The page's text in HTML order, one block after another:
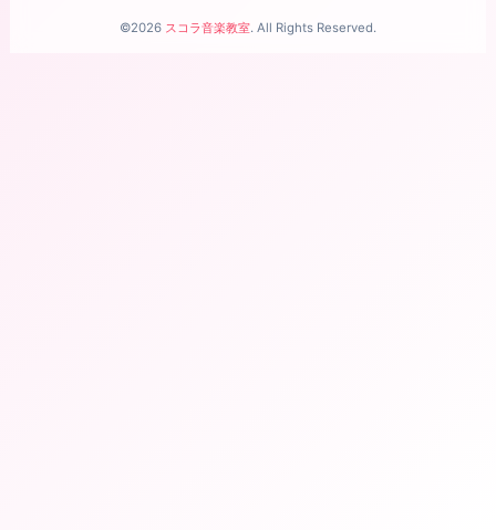
©2026 スコラ音楽教室. All Rights Reserved.